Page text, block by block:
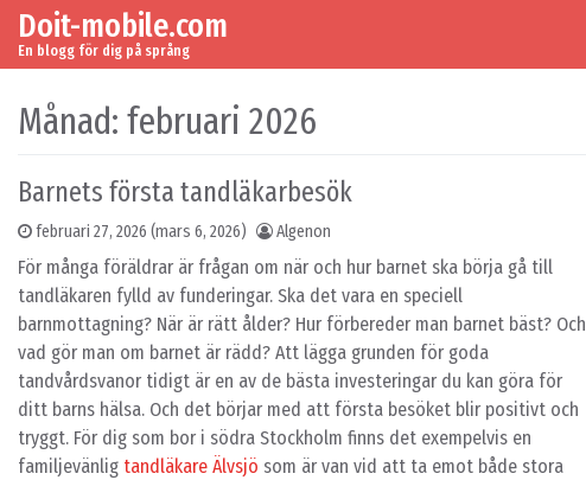
Skip to content
Main Navigation
Doit-mobile.com
En blogg för dig på språng
Månad: februari 2026
Barnets första tandläkarbesök
februari 27, 2026 (mars 6, 2026) Algenon
För många föräldrar är frågan om när och hur barnet ska börja gå till
tandläkaren fylld av funderingar. Ska det vara en speciell
barnmottagning? När är rätt ålder? Hur förbereder man barnet bäst? Och
vad gör man om barnet är rädd? Att lägga grunden för goda
tandvårdsvanor tidigt är en av de bästa investeringar du kan göra för
ditt barns hälsa. Och det börjar med att första besöket blir positivt och
tryggt. För dig som bor i södra Stockholm finns det exempelvis en
familjevänlig tandläkare Älvsjö som är van vid att ta emot både stora